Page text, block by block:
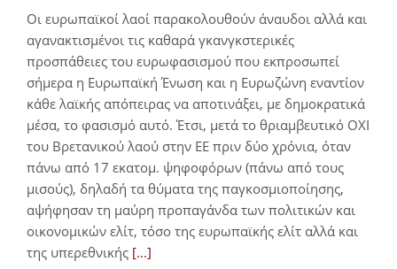
Οι ευρωπαϊκοί λαοί παρακολουθούν άναυδοι αλλά και
αγανακτισμένοι τις καθαρά γκανγκστερικές
προσπάθειες του ευρωφασισμού που εκπροσωπεί
σήμερα η Ευρωπαϊκή Ένωση και η Ευρωζώνη εναντίον
κάθε λαϊκής απόπειρας να αποτινάξει, με δημοκρατικά
μέσα, το φασισμό αυτό. Έτσι, μετά το θριαμβευτικό OXI
του Βρετανικού λαού στην ΕΕ πριν δύο χρόνια, όταν
πάνω από 17 εκατομ. ψηφοφόρων (πάνω από τους
μισούς), δηλαδή τα θύματα της παγκοσμιοποίησης,
αψήφησαν τη μαύρη προπαγάνδα των πολιτικών και
οικονομικών ελίτ, τόσο της ευρωπαϊκής ελίτ αλλά και
της υπερεθνικής [...]